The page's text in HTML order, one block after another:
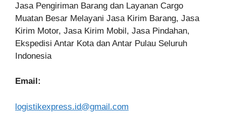
Jasa Pengiriman Barang dan Layanan Cargo
Muatan Besar Melayani Jasa Kirim Barang, Jasa
Kirim Motor, Jasa Kirim Mobil, Jasa Pindahan,
Ekspedisi Antar Kota dan Antar Pulau Seluruh
Indonesia
Email:
logistikexpress.id@gmail.com